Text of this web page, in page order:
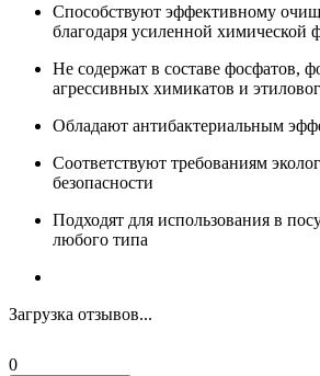
Способствуют эффективному
благодаря усиленной химической
Не содержат в составе фосфатов,
агрессивных химикатов и
Обладают антибактериальным
Соответствуют требованиям
безопасности
Подходят для использования в
любого типа
Загрузка отзывов...
0